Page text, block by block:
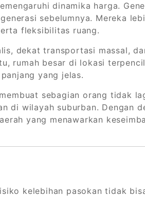
dinamika harga.
sebelumnya. Mereka
fleksibilitas ruang.
dekat transportasi massal,
rumah besar di lokasi
yang jelas.
sebagian orang tidak
di wilayah suburban. Dengan
yang menawarkan
kelebihan pasokan tidak